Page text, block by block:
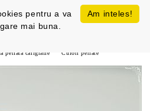
perlata caligrafie Culori perlate
Am inteles!
pentru a va
mai buna.